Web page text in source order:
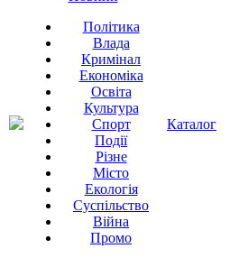
Політика
Влада
Кримінал
Економіка
Освіта
Культура
Спорт
Події
Різне
Місто
Екологія
Суспільство
Війна
Промо
Каталог